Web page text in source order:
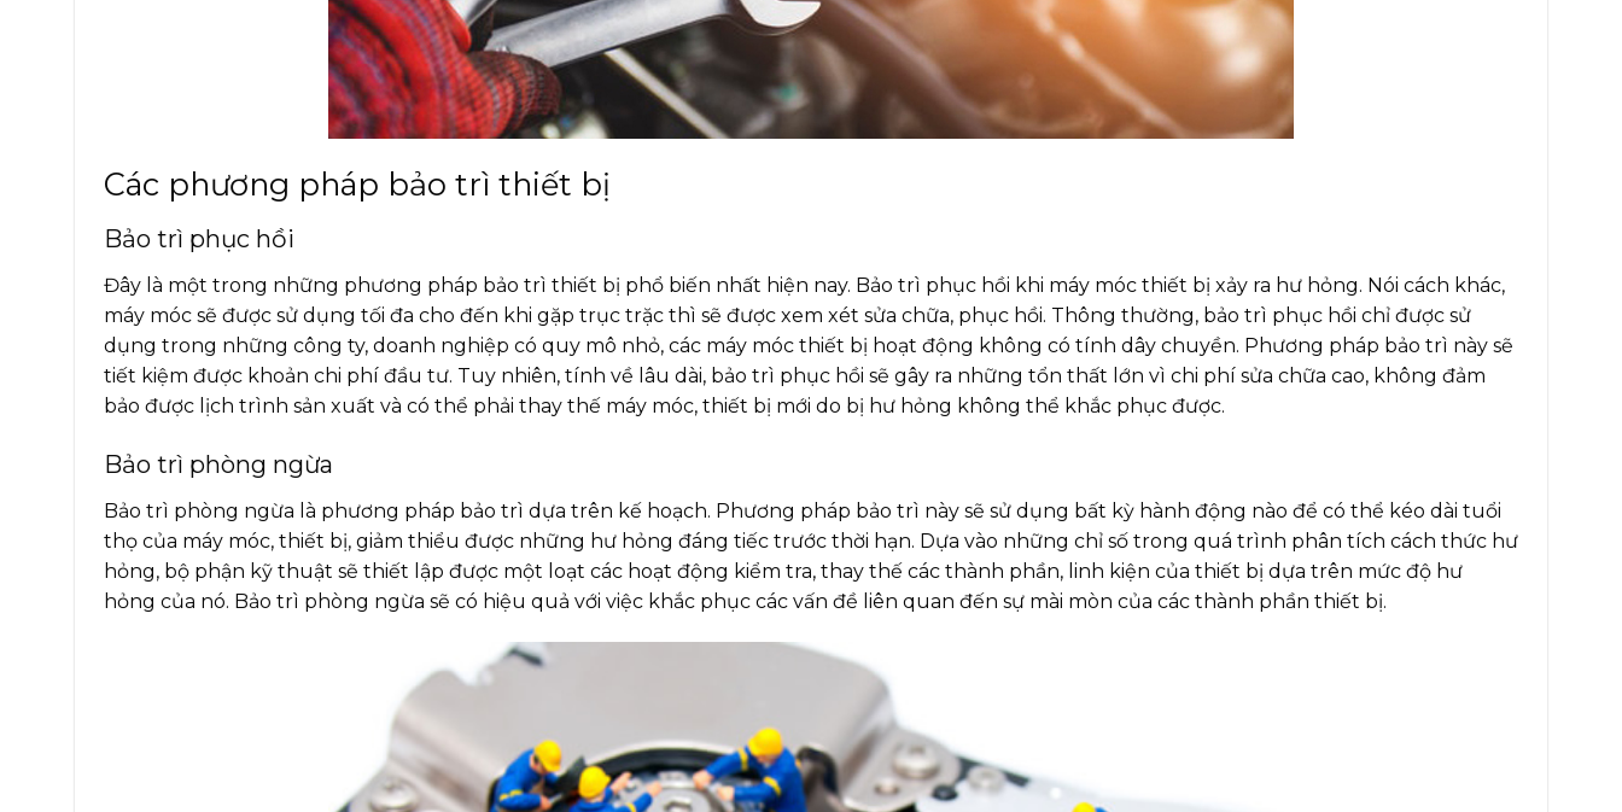
Các phương pháp bảo trì thiết bị
Bảo trì phục hồi
Đây là một trong những phương pháp bảo trì thiết bị phổ biến nhất hiện nay. Bảo trì phục hồi khi máy móc thiết bị xảy ra hư hỏng. Nói cách khác,
máy móc sẽ được sử dụng tối đa cho đến khi gặp trục trặc thì sẽ được xem xét sửa chữa, phục hồi. Thông thường, bảo trì phục hồi chỉ được sử
dụng trong những công ty, doanh nghiệp có quy mô nhỏ, các máy móc thiết bị hoạt động không có tính dây chuyền. Phương pháp bảo trì này sẽ
tiết kiệm được khoản chi phí đầu tư. Tuy nhiên, tính về lâu dài, bảo trì phục hồi sẽ gây ra những tổn thất lớn vì chi phí sửa chữa cao, không đảm
bảo được lịch trình sản xuất và có thể phải thay thế máy móc, thiết bị mới do bị hư hỏng không thể khắc phục được.
Bảo trì phòng ngừa
Bảo trì phòng ngừa là phương pháp bảo trì dựa trên kế hoạch. Phương pháp bảo trì này sẽ sử dụng bất kỳ hành động nào để có thể kéo dài tuổi
thọ của máy móc, thiết bị, giảm thiểu được những hư hỏng đáng tiếc trước thời hạn. Dựa vào những chỉ số trong quá trình phân tích cách thức hư
hỏng, bộ phận kỹ thuật sẽ thiết lập được một loạt các hoạt động kiểm tra, thay thế các thành phần, linh kiện của thiết bị dựa trên mức độ hư
hỏng của nó. Bảo trì phòng ngừa sẽ có hiệu quả với việc khắc phục các vấn đề liên quan đến sự mài mòn của các thành phần thiết bị.